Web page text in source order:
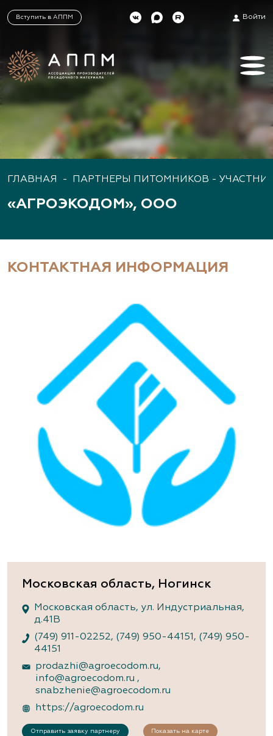
Вступить в АППМ Войти
ГЛАВНАЯ - ПАРТНЕРЫ ПИТОМНИКОВ -
«АГРОЭКОДОМ», ООО
КОНТАКТНАЯ ИНФОРМАЦИЯ
Московская область, Ногинск
Московская область, ул. Индустриальная,
д.41В
(749) 911-02252, (749) 950-44151 , (749) 950-
44151
prodazhi@agroecodom.ru,
info@agroecodom.ru ,
snabzhenie@agroecodom.ru
https://agroecodom.ru
Отправить заявку партнеру Показать на карте